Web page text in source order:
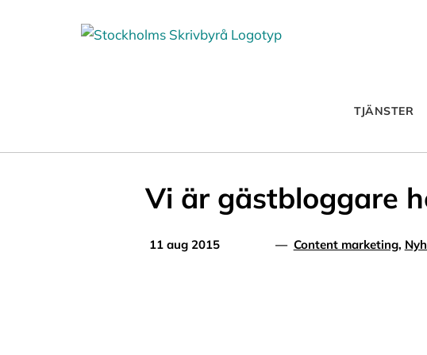
TJÄNSTER
Vi är gästbloggare
11 aug 2015 — Content marketing,